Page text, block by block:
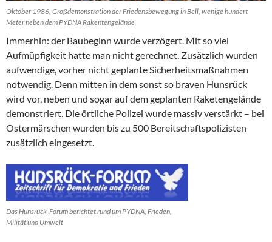
Oktober 1986, Großdemonstration der Friedensbewegung in Bell, wenige hundert
Meter neben dem PYDNA Rakentengelände
Immerhin: der Baubeginn wurde verzögert. Mit so viel
Aufmüpfigkeit hatte man nicht gerechnet. Zusätzlich wurden
aufwendige, vorher nicht geplante Sicherheitsmaßnahmen
notwendig. Denn mitten in dem sonst so braven Hunsrück
wird vor, neben und sogar auf dem geplanten Raketengelände
demonstriert. Die örtliche Polizei wurde massiv verstärkt – bei
Ostermärschen wurden bis zu 500 Bereitschaftspolizisten
zusätzlich eingesetzt.
Das Hunsrück-Forum berichtet rund um PYDNA, Frieden,
Milität und Umwelt